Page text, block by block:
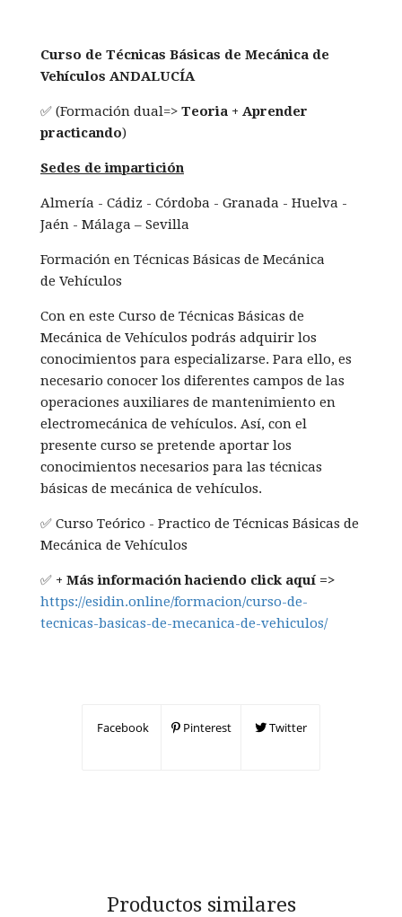
Curso de Técnicas Básicas de Mecánica de
Vehículos ANDALUCÍA
✅ (Formación dual=> Teoria + Aprender
practicando)
Sedes de impartición
Almería - Cádiz - Córdoba - Granada - Huelva -
Jaén - Málaga – Sevilla
Formación en Técnicas Básicas de Mecánica
de Vehículos
Con en este Curso de Técnicas Básicas de
Mecánica de Vehículos podrás adquirir los
conocimientos para especializarse. Para ello, es
necesario conocer los diferentes campos de las
operaciones auxiliares de mantenimiento en
electromecánica de vehículos. Así, con el
presente curso se pretende aportar los
conocimientos necesarios para las técnicas
básicas de mecánica de vehículos.
✅ Curso Teórico - Practico de Técnicas Básicas de
Mecánica de Vehículos
✅ + Más información haciendo click aquí =>
https://esidin.online/formacion/curso-de-
tecnicas-basicas-de-mecanica-de-vehiculos/
Facebook Pinterest Twitter
Productos similares